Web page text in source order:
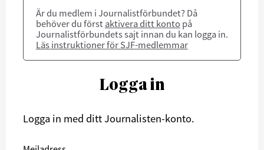
Är du medlem i Journalistförbundet? Då
behöver du först aktivera ditt konto på
Journalistförbundets sajt innan du kan logga in.
Läs instruktioner för SJF-medlemmar
Logga in
Logga in med ditt Journalisten-konto.